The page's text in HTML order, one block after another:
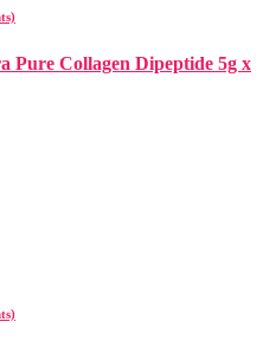
Pure Collagen Dipeptide 5g x